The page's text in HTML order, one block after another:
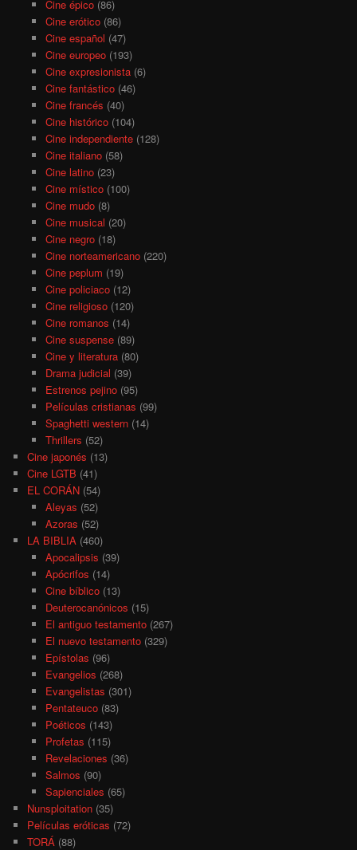
Cine épico(86)
Cine erótico(86)
Cine español (47)
Cine europeo(193)
Cine expresionista(6)
Cine fantástico(46)
Cine francés (40)
Cine histórico(104)
Cine independiente(128)
Cine italiano(58)
Cine latino(23)
Cine místico(100)
Cine mudo(8)
Cine musical (20)
Cine negro(18)
Cine norteamericano(220)
Cine peplum (19)
Cine policiaco(12)
Cine religioso(120)
Cine romanos (14)
Cine suspense(89)
Cine y literatura(80)
Drama judicial (39)
Estrenos pejino(95)
Películas cristianas (99)
Spaghetti western(14)
Thrillers (52)
Cine japonés (13)
Cine LGTB (41)
EL CORÁN (54)
Aleyas (52)
Azoras (52)
LA BIBLIA (460)
Apocalipsis (39)
Apócrifos (14)
Cine bíblico(13)
Deuterocanónicos (15)
El antiguo testamento(267)
El nuevo testamento(329)
Epístolas (96)
Evangelios (268)
Evangelistas (301)
Pentateuco(83)
Poéticos (143)
Profetas (115)
Revelaciones (36)
Salmos (90)
Sapienciales (65)
Nunsploitation (35)
Películas eróticas (72)
TORÁ (88)